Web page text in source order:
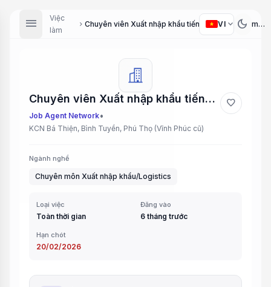
menu
Việc
làm
chevron_right Chuyên viên Xuất nhập khẩu tiếng Trung/ Anh (Import-Export Specialist - Chinese/English)
VI expand_more dark_mode
Chuyên viên Xuất nhập khẩu tiếng Trung/ Anh (Import-Export Specialist - Chinese/English)
Job Agent Network•
KCN Bá Thiện, Bình Tuyền, Phú Thọ (Vĩnh Phúc cũ)
favorite
Ngành nghề
Chuyên môn Xuất nhập khẩu/Logistics
Loại việc
Toàn thời gian
Đăng vào
6 tháng trước
Hạn chót
20/02/2026